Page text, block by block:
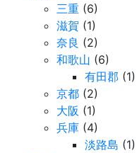
三重 (6)
滋賀 (1)
奈良 (2)
和歌山 (6)
有田郡 (1)
京都 (2)
大阪 (1)
兵庫 (4)
淡路島 (1)